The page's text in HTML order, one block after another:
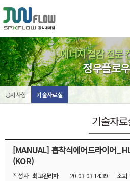
에너지 절감 전문
정우플로
공지사항 기술자료실
기술자료
[MANUAL] 흡착식에어드라이어
(KOR)
작성자 최고관리자 20-03-03 14:39 조회